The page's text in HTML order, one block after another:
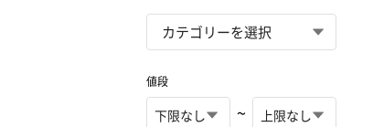
値段
~